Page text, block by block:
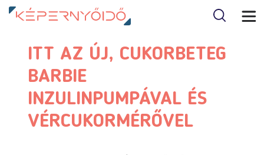
ITT AZ ÚJ, CUKORBETEG
BARBIE
INZULINPUMPÁVAL ÉS
VÉRCUKORMÉRŐVEL